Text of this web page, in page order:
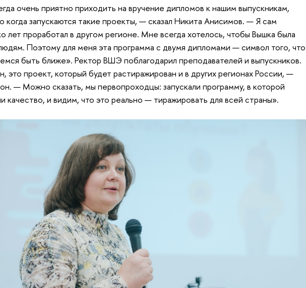
очень приятно приходить на вручение дипломов к нашим выпускникам,
когда запускаются такие проекты, — сказал Никита Анисимов. — Я сам
лет проработал в другом регионе. Мне всегда хотелось, чтобы Вышка была
Поэтому для меня эта программа с двумя дипломами — символ того, что
быть ближе». Ректор ВШЭ поблагодарил преподавателей и выпускников.
это проект, который будет растиражирован и в других регионах России, —
— Можно сказать, мы первопроходцы: запускали программу, в которой
качество, и видим, что это реально — тиражировать для всей страны».